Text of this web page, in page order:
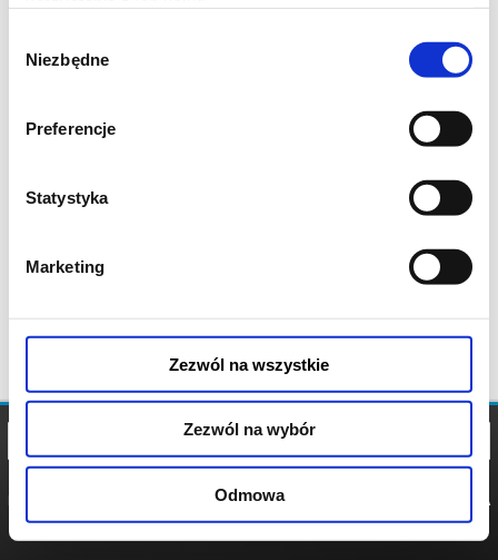
zgody
Niezbędne
Preferencje
Statystyka
Marketing
Zezwól na wszystkie
Zezwól na wybór
Odmowa
POLITYKA
POLITYKA